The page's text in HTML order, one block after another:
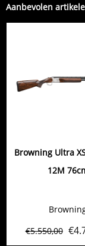
Aanbevolen
Browning Ultra
12M
€5.550,00 €